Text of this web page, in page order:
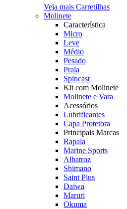
Veja mais Carretilhas
Molinete
Característica
Micro
Leve
Médio
Pesado
Praia
Spincast
Kit com Molinete
Molinete e Vara
Acessórios
Lubrificantes
Capa Protetora
Principais Marcas
Rapala
Marine Sports
Albatroz
Shimano
Saint Plus
Daiwa
Maruri
Okuma